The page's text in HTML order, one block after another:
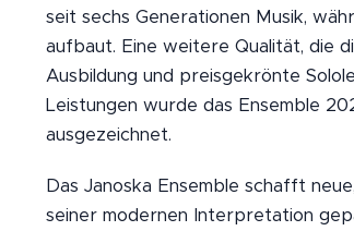
seit sechs Generationen Musik,
aufbaut. Eine weitere Qualität, die
Ausbildung und preisgekrönte
Leistungen wurde das Ensemble
ausgezeichnet.
Das Janoska Ensemble schafft
seiner modernen Interpretation